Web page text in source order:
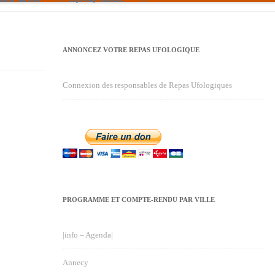
ANNONCEZ VOTRE REPAS UFOLOGIQUE
Connexion des responsables de Repas Ufologiques
PROGRAMME ET COMPTE-RENDU PAR VILLE
|info – Agenda|
Annecy